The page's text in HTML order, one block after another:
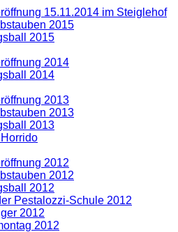
15.11.2014 im Steiglehof
2015
2015
2014
2014
2013
2013
2013
2012
2012
2012
Pestalozzi-Schule 2012
2012
2012